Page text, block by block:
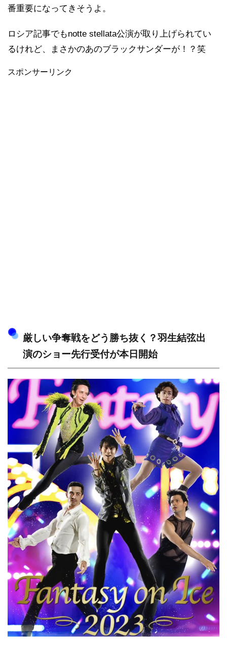
番重要になってきそうよ。
ロシア記事でもnotte stellata公演が取り上げられてい
るけれど、まさかのあのブラックサンダーが！？笑
スポンサーリンク
厳しい争奪戦をどう勝ち抜く？羽生結弦出
演のショー先行受付が本日開始